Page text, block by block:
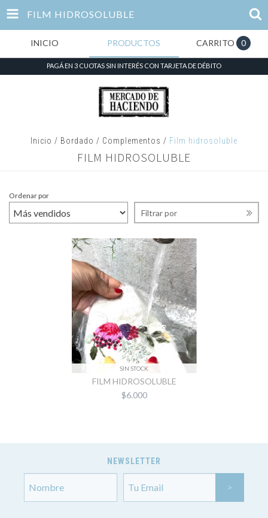
FILM HIDROSOLUBLE
INICIO PRODUCTOS CARRITO 0
PAGÁ EN 3 CUOTAS SIN INTERÉS CON TARJETA DE DÉBITO
Inicio / Bordado / Complementos / Film hidrosoluble
FILM HIDROSOLUBLE
Ordenar por
Filtrar por
SIN STOCK
FILM HIDROSOLUBLE
$6.000
NEWSLETTER